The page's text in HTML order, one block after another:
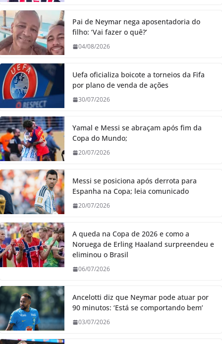
Pai de Neymar nega aposentadoria do
filho: ‘Vai fazer o quê?’
04/08/2026
Uefa oficializa boicote a torneios da Fifa
por plano de venda de ações
30/07/2026
Yamal e Messi se abraçam após fim da
Copa do Mundo;
20/07/2026
Messi se posiciona após derrota para
Espanha na Copa; leia comunicado
20/07/2026
A queda na Copa de 2026 e como a
Noruega de Erling Haaland surpreendeu e
eliminou o Brasil
06/07/2026
Ancelotti diz que Neymar pode atuar por
90 minutos: ‘Está se comportando bem’
03/07/2026